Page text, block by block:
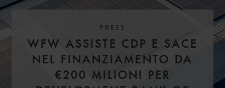
PRESS
WFW ASSISTE CDP E SACE
NEL FINANZIAMENTO DA
€200 MILIONI PER